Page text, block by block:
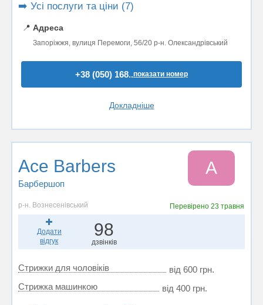
➡️ Усі послуги та ціни (7)
📍 Адреса
Запоріжжя, вулиця Перемоги, 56/20 р-н. Олександрівський
+38 (050) 168..показати номер
Докладніше
Ace Barbers
Барбершоп
A
р-н. Вознесенівський Перевірено23 травня
Додати
відгук
98
дзвінків
Стрижки для чоловіків
від 600 грн.
Стрижка машинкою
від 400 грн.